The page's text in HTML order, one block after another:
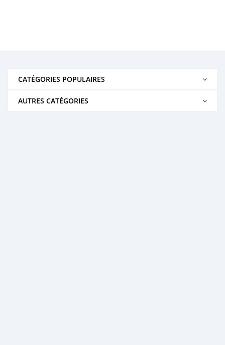
CATÉGORIES POPULAIRES
AUTRES CATÉGORIES